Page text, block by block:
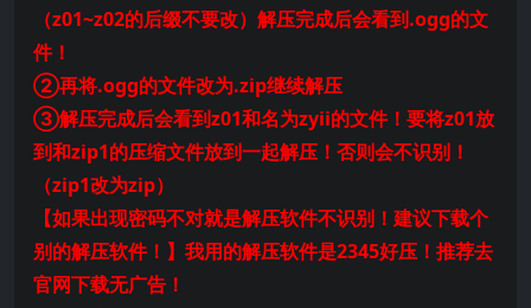
（z01~z02的后缀不要改）解压完成后会看到.ogg的文
件！
②再将.ogg的文件改为.zip继续解压
③解压完成后会看到z01和名为zyii的文件！要将z01放
到和zip1的压缩文件放到一起解压！否则会不识别！
（zip1改为zip）
【如果出现密码不对就是解压软件不识别！建议下载个
别的解压软件！】我用的解压软件是2345好压！推荐去
官网下载无广告！